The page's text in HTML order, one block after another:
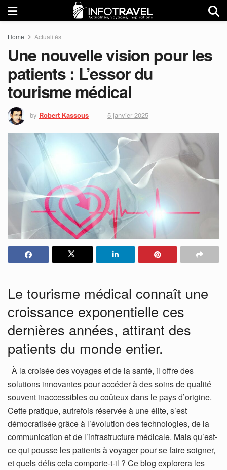
Home Actualités
Une nouvelle vision pour les
patients : L’essor du
tourisme médical
by Robert Kassous 5 janvier 2025
Le tourisme médical connaît une
croissance exponentielle ces
dernières années, attirant des
patients du monde entier.
À la croisée des voyages et de la santé, il offre des
solutions innovantes pour accéder à des soins de qualité
souvent inaccessibles ou coûteux dans le pays d’origine.
Cette pratique, autrefois réservée à une élite, s’est
démocratisée grâce à l’évolution des technologies, de la
communication et de l’infrastructure médicale. Mais qu’est-
ce qui pousse les patients à voyager pour se faire soigner,
et quels défis cela comporte-t-il ? Ce blog explorera les